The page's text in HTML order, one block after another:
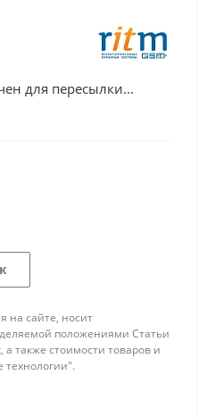
для пересылки...
сайте, носит
положениями Статьи
также стоимости товаров и